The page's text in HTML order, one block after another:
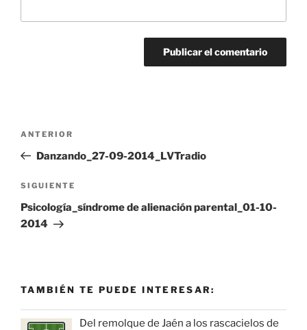
entradas
Entrada
anterior:
ANTERIOR
Danzando_27-09-2014_LVTradio
Siguiente
entrada
SIGUIENTE
Psicología_síndrome de alienación parental_01-10-
2014
TAMBIÉN TE PUEDE INTERESAR:
Del remolque de Jaén a los rascacielos de